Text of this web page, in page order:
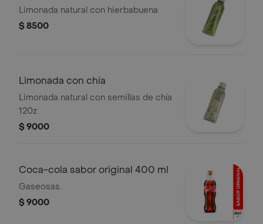
Limonada natural con hierbabuena
$ 8500
Limonada con chía
Limonada natural con semillas de chía
120z
$ 9000
Coca-cola sabor original 400 ml
Gaseosas.
$ 9000